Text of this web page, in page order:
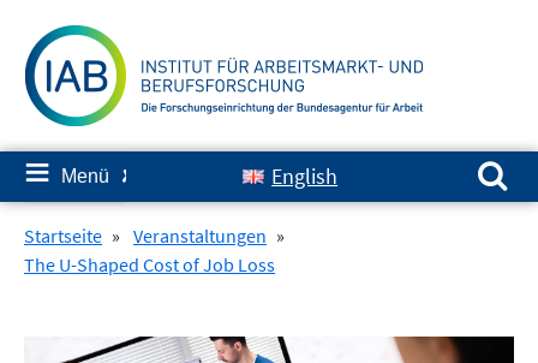
zum
Inhalt
≡ Menü ✘ English
Suchen nach:
Startseite » Veranstaltungen »
The U-Shaped Cost of Job Loss